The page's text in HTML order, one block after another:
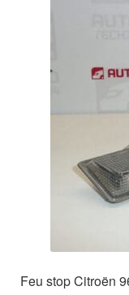
Feu stop Citroën